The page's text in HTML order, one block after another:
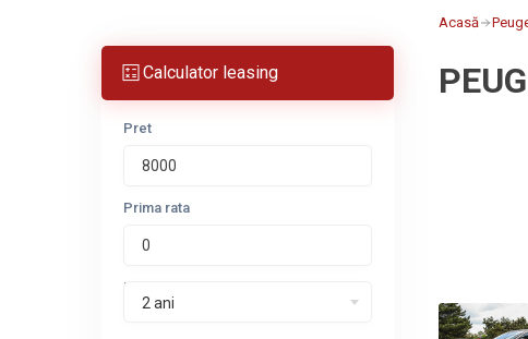
Calculator leasing
Pret
Prima rata
Perioada leasing
2 ani
Acasă